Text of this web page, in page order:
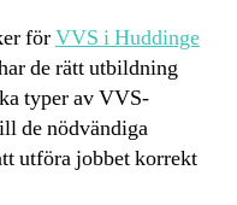
förVVS i Huddinge
de rätt utbildning
typer av VVS-
de nödvändiga
utföra jobbet korrekt